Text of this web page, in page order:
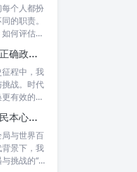
个人都扮
的职责。
何评估我
高质量发展之基：树立正确政绩理念，锤炼务实工作作风
程中，我
战。时代
有效的治
穿越数字迷思，回归人民本心：悟透政绩观内涵，践行新时代使命
与世界百
景下，我
挑战的“新